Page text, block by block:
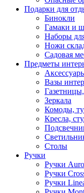
Подарки для
Бинокли
Гамаки и
Наборы
Ножи
Садовая
Предметы
Вазы
Зеркала
Комоды,
Кресла,
Столы
Ручки
Ручки
Ручки
Ручки